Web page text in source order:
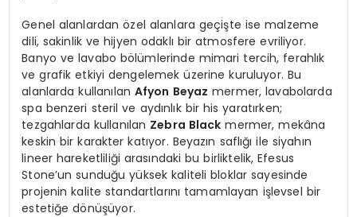
Genel alanlardan özel alanlara geçişte ise malzeme
dili, sakinlik ve hijyen odaklı bir atmosfere evriliyor.
Banyo ve lavabo bölümlerinde mimari tercih, ferahlık
ve grafik etkiyi dengelemek üzerine kuruluyor. Bu
alanlarda kullanılan Afyon Beyaz mermer, lavabolarda
spa benzeri steril ve aydınlık bir his yaratırken;
tezgahlarda kullanılan Zebra Black mermer, mekâna
keskin bir karakter katıyor. Beyazın saflığı ile siyahın
lineer hareketliliği arasındaki bu birliktelik, Efesus
Stone’un sunduğu yüksek kaliteli bloklar sayesinde
projenin kalite standartlarını tamamlayan işlevsel bir
estetiğe dönüşüyor.